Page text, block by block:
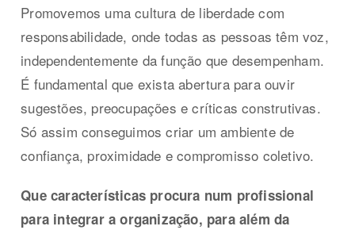
Promovemos uma cultura de liberdade com
responsabilidade, onde todas as pessoas têm voz,
independentemente da função que desempenham.
É fundamental que exista abertura para ouvir
sugestões, preocupações e críticas construtivas.
Só assim conseguimos criar um ambiente de
confiança, proximidade e compromisso coletivo.
Que características procura num profissional
para integrar a organização, para além da